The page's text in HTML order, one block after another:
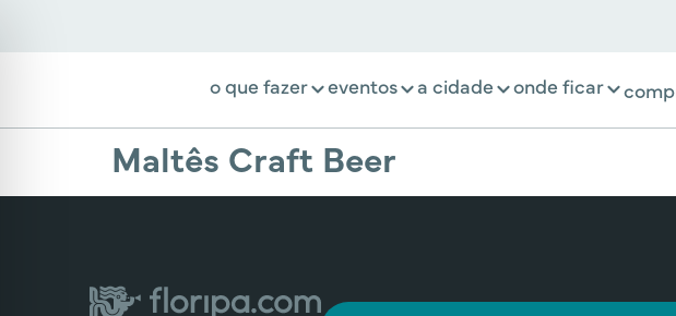
o que fazer eventos a cidade onde ficar
Maltês Craft Beer